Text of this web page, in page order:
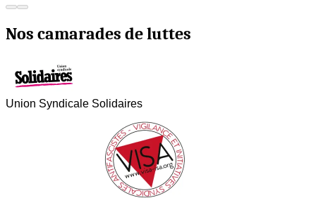
Nos camarades de luttes
Union Syndicale Solidaires